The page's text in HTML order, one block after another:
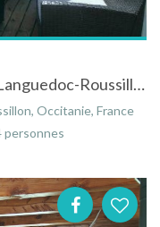
Maison à Collias dans le Gard en Languedoc-Roussillon face aux Garrigues de "Marcel Pagnol"
Occitanie, France
personnes